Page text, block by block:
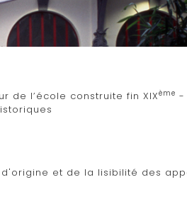
de l’école construite fin XIXème -
et de la lisibilité des